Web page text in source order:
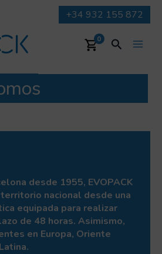
+34 932 155 872
0 Buscar
desde 1955, EVOPACK
nacional desde una
equipada para realizar
de 48 horas. Asimismo,
en Europa, Oriente